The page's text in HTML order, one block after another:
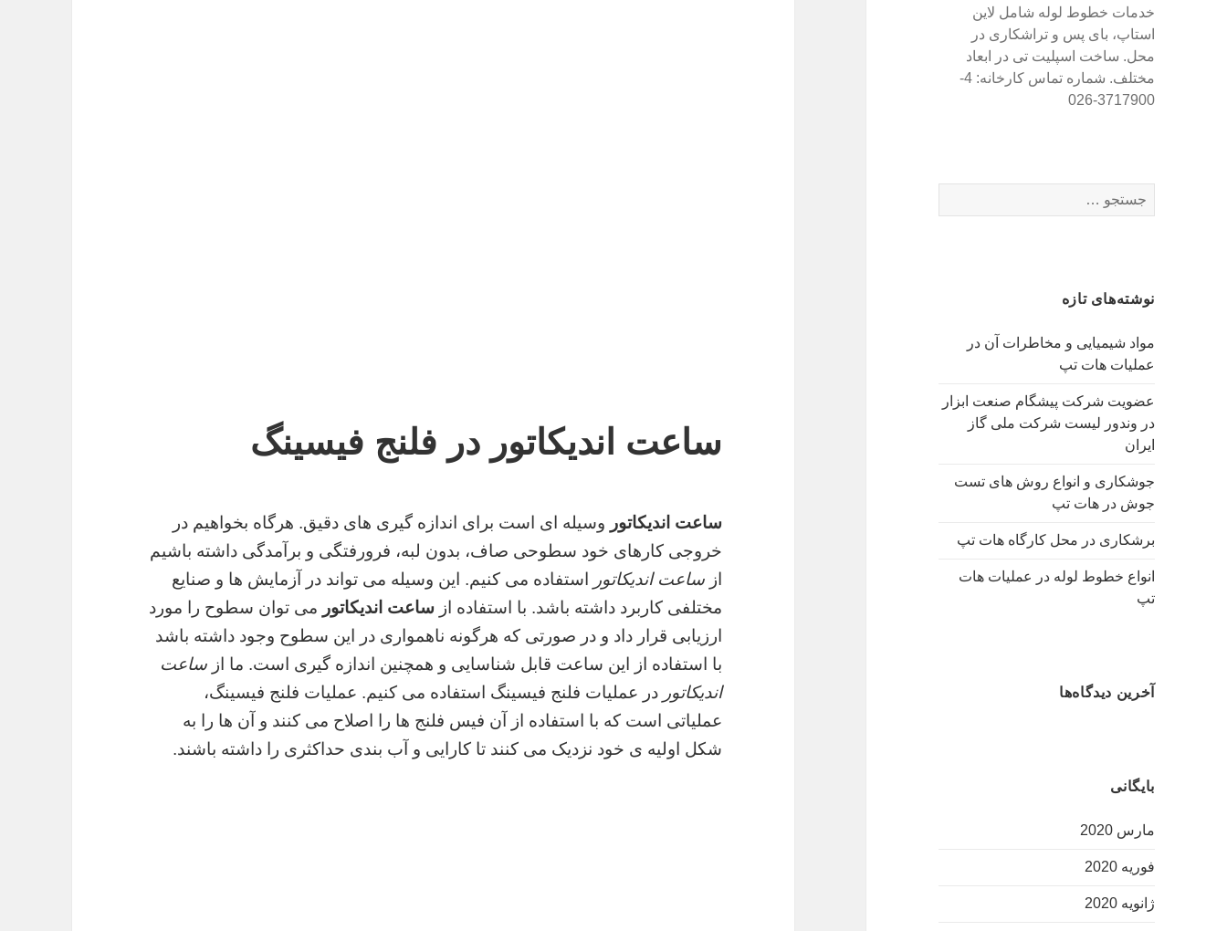
خدمات خطوط لوله شامل لاین
استاپ، بای پس و تراشکاری در
محل. ساخت اسپلیت تی در ابعاد
مختلف. شماره تماس کارخانه: 4-
3717900-026
س
ب
ا
ی
نوشته‌های تازه
مواد شیمیایی و مخاطرات آن در
عملیات هات تپ
عضویت شرکت پیشگام صنعت ابزار
در وندور لیست شرکت ملی گاز
ایران
جوشکاری و انواع روش های تست
جوش در هات تپ
برشکاری در محل کارگاه هات تپ
انواع خطوط لوله در عملیات هات
تپ
آخرین دیدگاه‌ها
بایگانی
مارس 2020
فوریه 2020
ژانویه 2020
ساعت اندیکاتور در فلنج فیسینگ
ساعت اندیکاتور وسیله ای است برای اندازه گیری های دقیق. هرگاه بخواهیم در
خروجی کارهای خود سطوحی صاف، بدون لبه، فرورفتگی و برآمدگی داشته باشیم
ازساعت اندیکاتور
استفاده می کنیم. این وسیله می تواند در آزمایش ها و صنایع
مختلفی کاربرد داشته باشد. با استفاده ازساعت اندیکاتور می توان سطوح را مورد
ارزیابی قرار داد و در صورتی که هرگونه ناهمواری در این سطوح وجود داشته باشد
با استفاده از این ساعت قابل شناسایی و همچنین اندازه گیری است. ما ازساعت
اندیکاتور در عملیات فلنج فیسینگ استفاده می کنیم. عملیات فلنج فیسینگ،
عملیاتی است که با استفاده از آن فیس فلنج ها را اصلاح می کنند و آن ها را به
شکل اولیه ی خود نزدیک می کنند تا کارایی و آب بندی حداکثری را داشته باشند.